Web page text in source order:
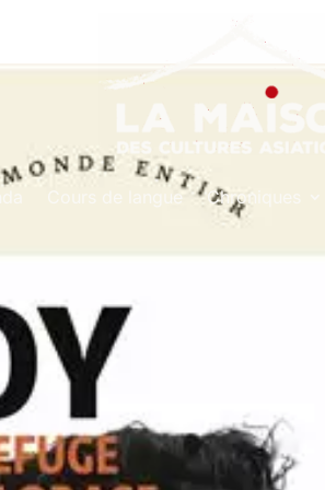
Cours de langue Chroniques